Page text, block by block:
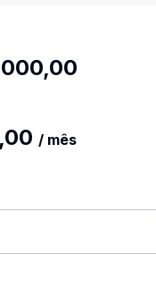
/ mês